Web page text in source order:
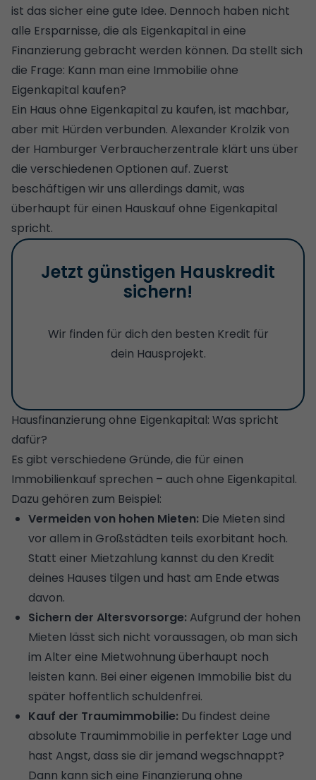
ist das sicher eine gute Idee. Dennoch haben nicht
alle Ersparnisse, die als Eigenkapital in eine
Finanzierung gebracht werden können. Da stellt sich
die Frage: Kann man eine Immobilie ohne
Eigenkapital kaufen?
Ein Haus ohne Eigenkapital zu kaufen, ist machbar,
aber mit Hürden verbunden. Alexander Krolzik von
der Hamburger Verbraucherzentrale klärt uns über
die verschiedenen Optionen auf. Zuerst
beschäftigen wir uns allerdings damit, was
überhaupt für einen Hauskauf ohne Eigenkapital
spricht.
Jetzt günstigen Hauskredit
sichern!
Wir finden für dich den besten Kredit für
dein Hausprojekt.
Hausfinanzierung ohne Eigenkapital: Was spricht
dafür?
Es gibt verschiedene Gründe, die für einen
Immobilienkauf sprechen – auch ohne Eigenkapital.
Dazu gehören zum Beispiel:
Vermeiden von hohen Mieten: Die Mieten sind
vor allem in Großstädten teils exorbitant hoch.
Statt einer Mietzahlung kannst du den Kredit
deines Hauses tilgen und hast am Ende etwas
davon.
Sichern der Altersvorsorge: Aufgrund der hohen
Mieten lässt sich nicht voraussagen, ob man sich
im Alter eine Mietwohnung überhaupt noch
leisten kann. Bei einer eigenen Immobilie bist du
später hoffentlich schuldenfrei.
Kauf der Traumimmobilie: Du findest deine
absolute Traumimmobilie in perfekter Lage und
hast Angst, dass sie dir jemand wegschnappt?
Dann kann sich eine Finanzierung ohne